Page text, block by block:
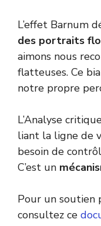
L’effet Barnum
des portraits
aimons nous
flatteuses. Ce
notre propre
L’Analyse
liant la ligne de
besoin de
C’est un
Pour un soutien
consultez ce